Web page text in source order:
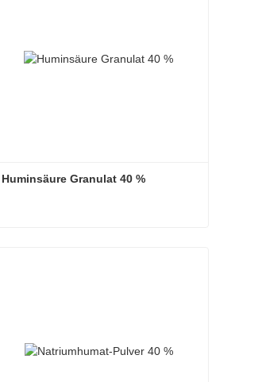
Huminsäure Granulat 40 %